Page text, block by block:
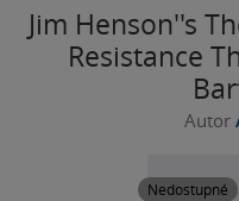
Jim Henson''s
Resistance
Autor
Nedostupné